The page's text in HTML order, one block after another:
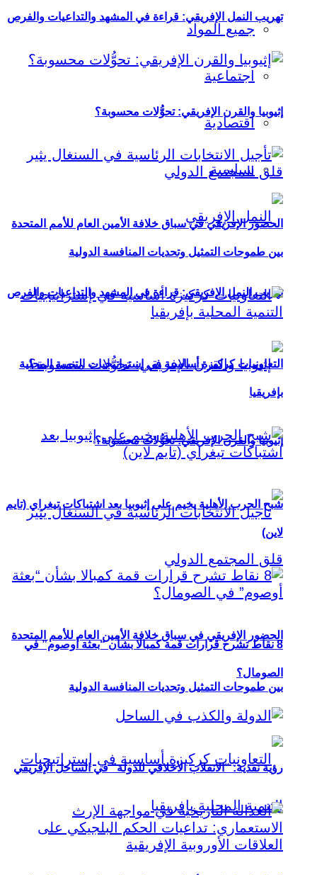
جميع المواد
اجتماعية
اقتصادية
سياسية
تهريب النمل الإفريقي: قراءة في المشهد والتداعيات والفرص
إثيوبيا والقرن الإفريقي: تحوُّلات محسوبة؟
الحضور الإفريقي في سباق خلافة الأمين العام للأمم المتحدة
بين طموحات التمثيل وتحديات المنافسة الدولية
تهريب النمل الإفريقي: قراءة في المشهد والتداعيات والفرص
إثيوبيا والقرن الإفريقي: تحوُّلات محسوبة؟
الحضور الإفريقي في سباق خلافة الأمين العام للأمم المتحدة
بين طموحات التمثيل وتحديات المنافسة الدولية
التعاونيات كركيزة أساسية في إستراتيجيات التنمية المحلية
بإفريقيا
شبح الحرب الأهلية يخيم على إثيوبيا بعد اشتباكات تيغراي (تايم
لاين)
8 نقاط تشرح قرارات قمة كمبالا بشأن “بعثة أوصوم” في
الصومال؟
رؤية نقدية: “الانقلاب الأخلاقي للدولة” في الساحل الإفريقي